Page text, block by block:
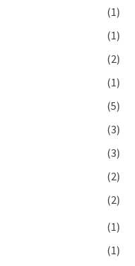
(1)
(1)
(2)
(1)
(5)
(3)
(3)
(2)
(2)
(1)
(1)